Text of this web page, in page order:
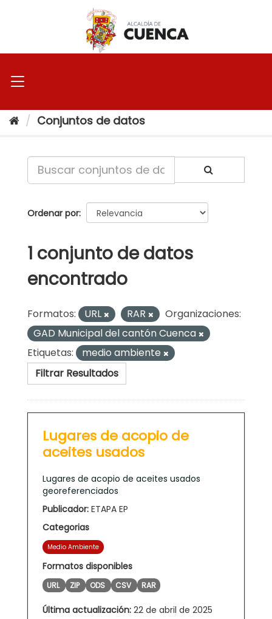
Conjuntos de datos
Ordenar por
1 conjunto de datos
encontrado
Formatos: URL RAR
Organizaciones:
GAD Municipal del cantón Cuenca
Etiquetas:
medio ambiente
Filtrar Resultados
Lugares de acopio de
aceites usados
Lugares de acopio de aceites usados
georeferenciados
Publicador: ETAPA EP
Categorias
Medio Ambiente
Formatos disponibles
URL ZIP ODS CSV RAR
Última actualización: 22 de abril de 2025